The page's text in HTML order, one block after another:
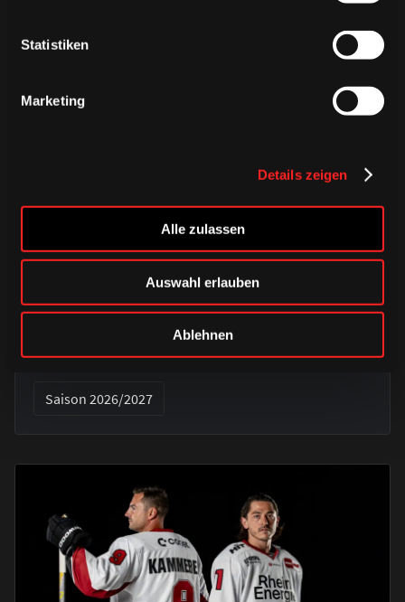
Statistiken
Marketing
Details zeigen
Alle zulassen
Auswahl erlauben
Ablehnen
DONNERSTAG, 06. AUGUST 2026
Alle Infos zum öffentlichen
Trainingsauftakt am Sonntag im
Haie-Zentrum
Saison 2026/2027